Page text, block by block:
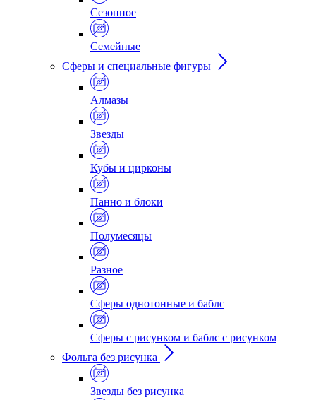
Сезонное
Семейные
Сферы и специальные фигуры
Алмазы
Звезды
Кубы и цирконы
Панно и блоки
Полумесяцы
Разное
Сферы однотонные и баблс
Сферы с рисунком и баблс с рисунком
Фольга без рисунка
Звезды без рисунка